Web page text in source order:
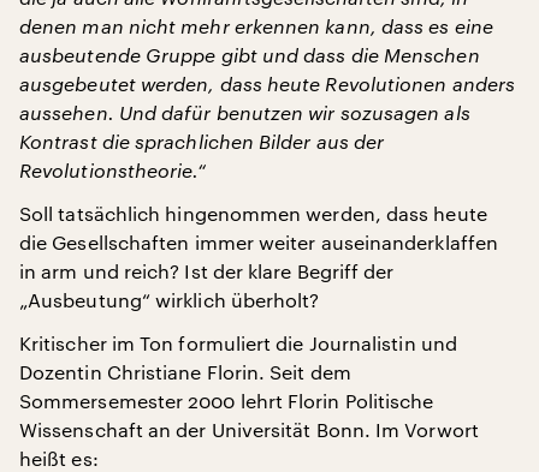
denen man nicht mehr erkennen kann, dass es eine
ausbeutende Gruppe gibt und dass die Menschen
ausgebeutet werden, dass heute Revolutionen anders
aussehen. Und dafür benutzen wir sozusagen als
Kontrast die sprachlichen Bilder aus der
Revolutionstheorie.“
Soll tatsächlich hingenommen werden, dass heute
die Gesellschaften immer weiter auseinanderklaffen
in arm und reich? Ist der klare Begriff der
„Ausbeutung“ wirklich überholt?
Kritischer im Ton formuliert die Journalistin und
Dozentin Christiane Florin. Seit dem
Sommersemester 2000 lehrt Florin Politische
Wissenschaft an der Universität Bonn. Im Vorwort
heißt es: